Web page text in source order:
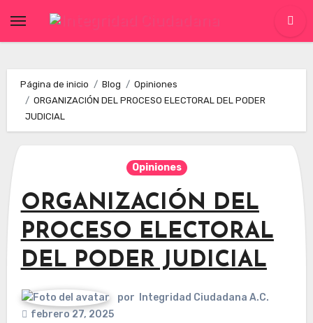
Página de inicio Blog
Opiniones
ORGANIZACIÓN DEL PROCESO ELECTORAL DEL PODER
JUDICIAL
Opiniones
ORGANIZACIÓN DEL
PROCESO ELECTORAL
DEL PODER JUDICIAL
por
Integridad Ciudadana A.C.
febrero 27, 2025